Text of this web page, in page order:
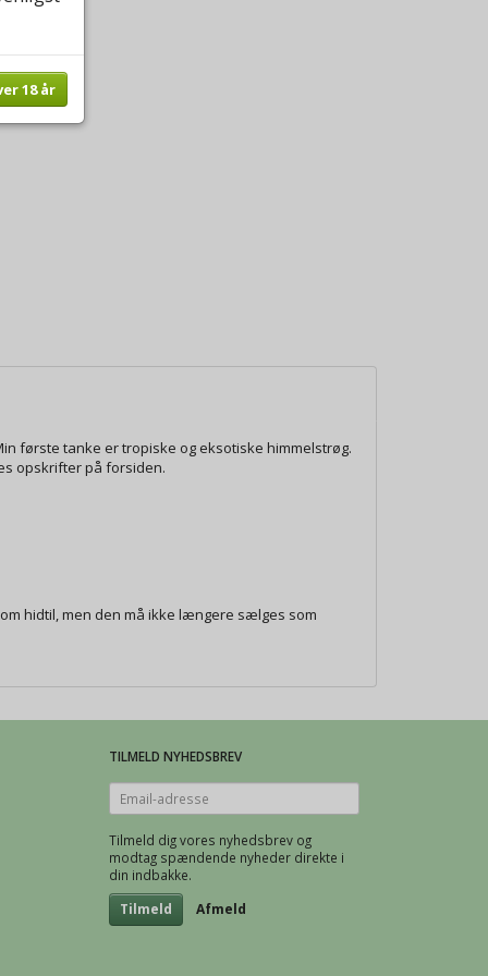
første tanke er tropiske og eksotiske himmelstrøg.
opskrifter på forsiden.
hidtil, men den må ikke længere sælges som
TILMELD NYHEDSBREV
Email-
adresse
Tilmeld dig vores nyhedsbrev og
modtag spændende nyheder direkte i
din indbakke.
Tilmeld Afmeld
18 år